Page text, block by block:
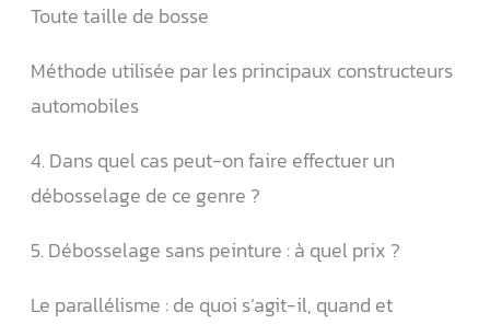
Toute taille de bosse
Méthode utilisée par les principaux constructeurs
automobiles
4. Dans quel cas peut-on faire effectuer un
débosselage de ce genre ?
5. Débosselage sans peinture : à quel prix ?
Le parallélisme : de quoi s’agit-il, quand et